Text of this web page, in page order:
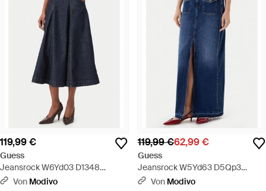
119,99 €
Guess
Jeansrock W6Yd03 D1348
Regular Fit - Blau
Von Modivo
119,99 €62,99 €
Guess
Jeansrock W5Yd63 D5Qp3
Regular Fit - Blau
Von Modivo